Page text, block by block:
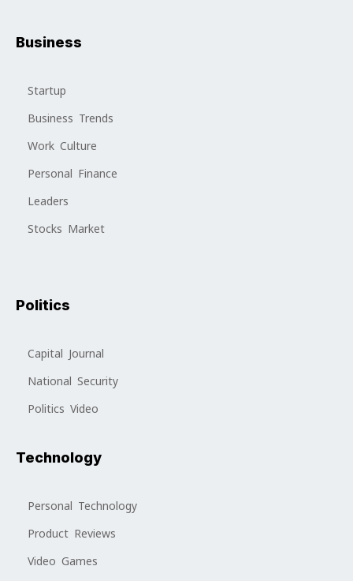
Business
Startup
Business Trends
Work Culture
Personal Finance
Leaders
Stocks Market
Politics
Capital Journal
National Security
Politics Video
Technology
Personal Technology
Product Reviews
Video Games